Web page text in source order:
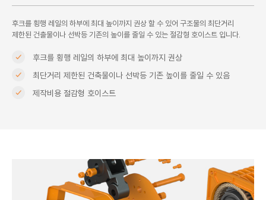
후크를 횡행 레일의 하부에 최대 높이까지 권상 할 수 있어 구조물의 최단거리
제한된 건출물이나 선박등 기존의 높이를 줄일 수 있는 절감형 호이스트 입니다.
후크를 횡행 레일의 하부에 최대 높이까지 권상
최단거리 제한된 건축물이나 선박등 기존 높이를 줄일 수 있음
제작비용 절감형 호이스트